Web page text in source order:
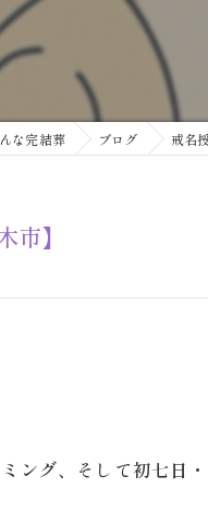
な完結葬 ブログ 戒名
】
ング、そして初七日